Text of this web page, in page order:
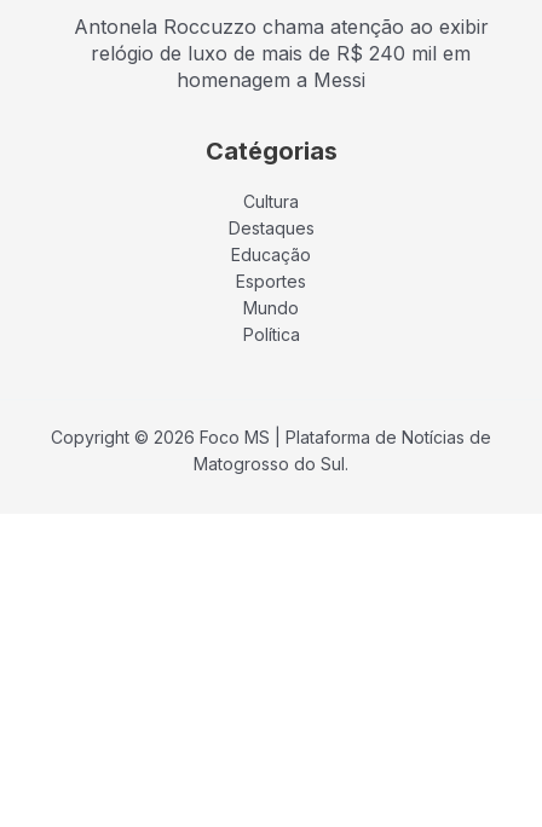
Antonela Roccuzzo chama atenção ao exibir
relógio de luxo de mais de R$ 240 mil em
homenagem a Messi
Catégorias
Cultura
Destaques
Educação
Esportes
Mundo
Política
Copyright © 2026 Foco MS | Plataforma de Notícias de
Matogrosso do Sul.